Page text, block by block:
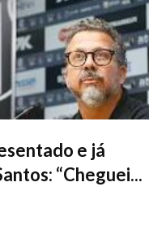
e já
“Cheguei...